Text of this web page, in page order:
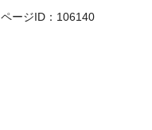
ページID：106140